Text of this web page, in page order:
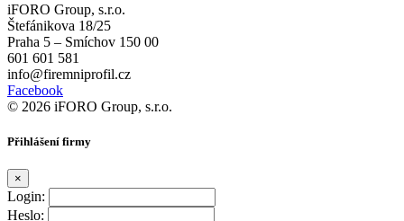
iFORO Group, s.r.o.
Štefánikova 18/25
Praha 5 – Smíchov 150 00
601 601 581
info@firemniprofil.cz
Facebook
© 2026 iFORO Group, s.r.o.
Přihlášení firmy
×
Login:
Heslo: